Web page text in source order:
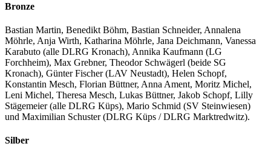
Bronze
Bastian Martin, Benedikt Böhm, Bastian Schneider, Annalena
Möhrle, Anja Wirth, Katharina Möhrle, Jana Deichmann, Vanessa
Karabuto (alle DLRG Kronach), Annika Kaufmann (LG
Forchheim), Max Grebner, Theodor Schwägerl (beide SG
Kronach), Günter Fischer (LAV Neustadt), Helen Schopf,
Konstantin Mesch, Florian Büttner, Anna Ament, Moritz Michel,
Leni Michel, Theresa Mesch, Lukas Büttner, Jakob Schopf, Lilly
Stägemeier (alle DLRG Küps), Mario Schmid (SV Steinwiesen)
und Maximilian Schuster (DLRG Küps / DLRG Marktredwitz).
Silber